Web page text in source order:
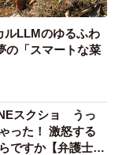
ま（提供：夏樹𓆉自
LLMのゆるふわ
「スマートな菜
スクショ うっ
った！ 激怒する
ですか【弁護士が